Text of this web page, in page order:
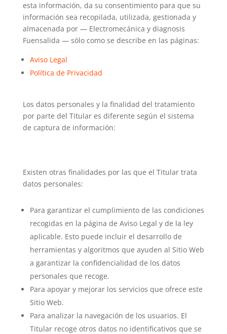
esta información, da su consentimiento para que su
información sea recopilada, utilizada, gestionada y
almacenada por — Electromecánica y diagnosis
Fuensalida — sólo como se describe en las páginas:
Aviso Legal
Política de Privacidad
Los datos personales y la finalidad del tratamiento
por parte del Titular es diferente según el sistema
de captura de información:
Existen otras finalidades por las que el Titular trata
datos personales:
Para garantizar el cumplimiento de las condiciones
recogidas en la página de Aviso Legal y de la ley
aplicable. Esto puede incluir el desarrollo de
herramientas y algoritmos que ayuden al Sitio Web
a garantizar la confidencialidad de los datos
personales que recoge.
Para apoyar y mejorar los servicios que ofrece este
Sitio Web.
Para analizar la navegación de los usuarios. El
Titular recoge otros datos no identificativos que se